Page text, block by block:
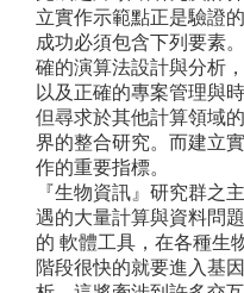
立實作示範點正是驗證
成功必須包含下列要素
確的演算法設計與分析
以及正確的專案管理與
但尋求於其他計算領域
界的整合研究。而建立
作的重要指標。
『生物資訊』研究群之
遇的大量計算與資料問
的 軟體工具，在各種生
階段很快的就要進入基